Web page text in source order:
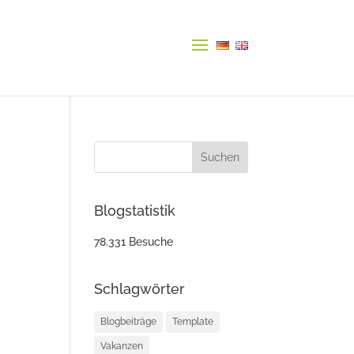
Blogstatistik
78.331 Besuche
Schlagwörter
Blogbeiträge Template
Vakanzen